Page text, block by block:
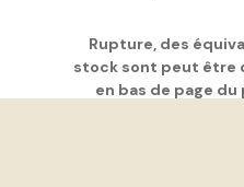
Rupture, des
stock sont peut être
en bas de page